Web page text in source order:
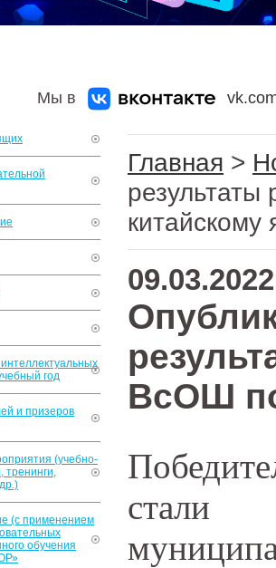
Мы в
год
и призеров
(учебно-
тренинги,
(с применением
обучения
Главная >
китайскому
09.03.2022
ВсОШ